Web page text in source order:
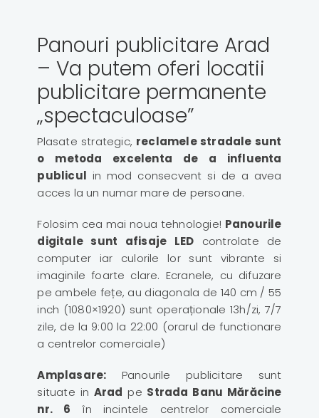
Panouri publicitare Arad
– Va putem oferi locatii
publicitare permanente
„spectaculoase”
Plasate strategic, reclamele stradale sunt
o metoda excelenta de a influenta
publicul in mod consecvent si de a avea
acces la un numar mare de persoane.
Folosim cea mai noua tehnologie! Panourile
digitale sunt afisaje LED controlate de
computer iar culorile lor sunt vibrante si
imaginile foarte clare. Ecranele, cu difuzare
pe ambele fețe, au diagonala de 140 cm / 55
inch (1080×1920) sunt operaționale 13h/zi, 7/7
zile, de la 9:00 la 22:00 (orarul de functionare
a centrelor comerciale)
Amplasare: Panourile publicitare sunt
situate in Arad pe Strada Banu Mărăcine
nr. 6 în incintele centrelor comerciale